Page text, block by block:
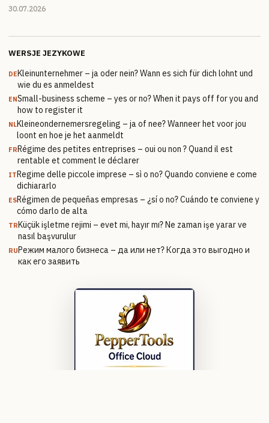
30.07.2026
WERSJE JEZYKOWE
DEKleinunternehmer – ja oder nein? Wann es sich für dich lohnt und
wie du es anmeldest
ENSmall-business scheme – yes or no? When it pays off for you and
how to register it
NLKleineondernemersregeling – ja of nee? Wanneer het voor jou
loont en hoe je het aanmeldt
FRRégime des petites entreprises – oui ou non ? Quand il est
rentable et comment le déclarer
ITRegime delle piccole imprese – sì o no? Quando conviene e come
dichiararlo
ESRégimen de pequeñas empresas – ¿sí o no? Cuándo te conviene y
cómo darlo de alta
TRKüçük işletme rejimi – evet mi, hayır mı? Ne zaman işe yarar ve
nasıl başvurulur
RUРежим малого бизнеса – да или нет? Когда это выгодно и
как его заявить